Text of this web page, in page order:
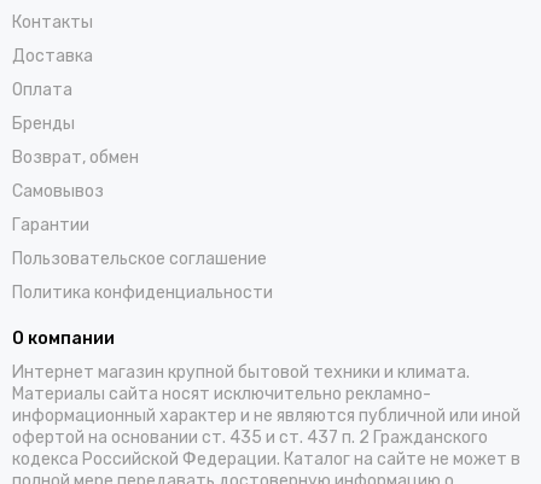
Контакты
Доставка
Оплата
Бренды
Возврат, обмен
Самовывоз
Гарантии
Пользовательское соглашение
Политика конфиденциальности
О компании
Интернет магазин крупной бытовой техники и климата.
Материалы сайта носят исключительно рекламно-
информационный характер и не являются публичной или иной
офертой на основании ст. 435 и ст. 437 п. 2 Гражданского
кодекса Российской Федерации. Каталог на сайте не может в